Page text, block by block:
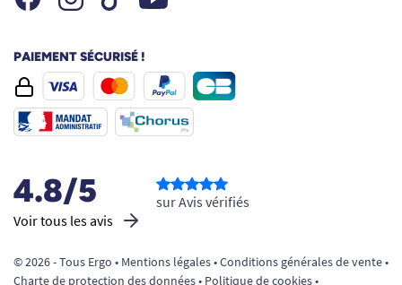
PAIEMENT SÉCURISÉ !
4.8/5
Voir tous les avis
sur Avis vérifiés
© 2026 - Tous Ergo • Mentions légales•Conditions générales de vente•
Charte de protection des données• Politique de cookies•